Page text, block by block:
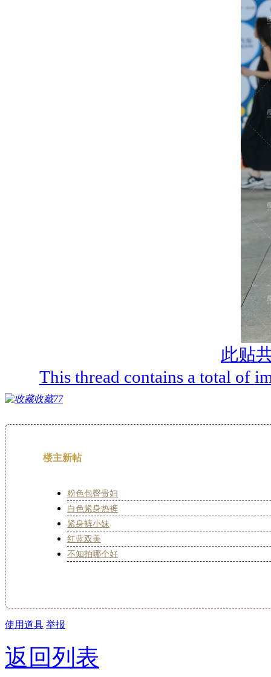
此贴
This thread contains a total of
收藏77
楼主新帖
粉色包臀贵妇
白色紧身热裤
紧身裤小妹
红蓝双美
不知拍哪个好
使用道具 举报
返回列表